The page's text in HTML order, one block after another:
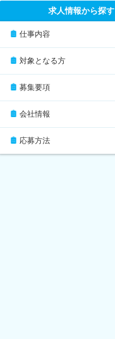
求人情報から探す
仕事内容
対象となる方
募集要項
会社情報
応募方法